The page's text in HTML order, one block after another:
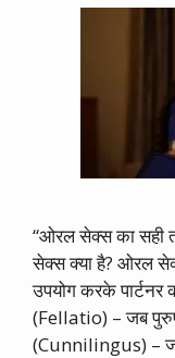
“ओरल सेक्स का सही
सेक्स क्या है? ओरल
उपयोग करके पार्टनर
(Fellatio) – जब
(Cunnilingus) –